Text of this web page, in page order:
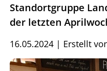
Standortgruppe
der letzten
16.05.2024 | Erstellt